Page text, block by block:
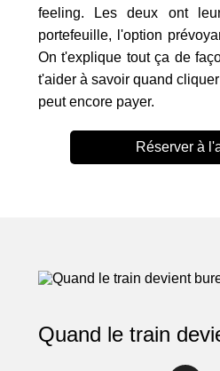
feeling. Les deux ont
portefeuille, l'option
On t'explique tout ça de
t'aider à savoir quand
peut encore payer.
Réserver à
Quand le train